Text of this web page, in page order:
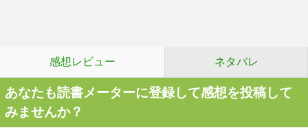
感想レビュー ネタバレ
あなたも読書メーターに登録して感想を投稿して
みませんか？